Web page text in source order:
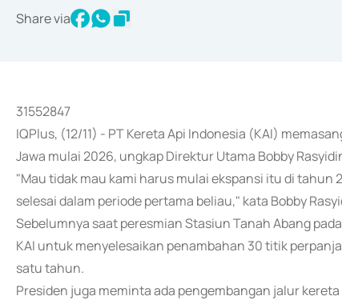
Share via
31552847
IQPlus, (12/11) - PT Kereta Api Indonesia (KAI)
Jawa mulai 2026, ungkap Direktur Utama Bobby
"Mau tidak mau kami harus mulai ekspansi itu di
selesai dalam periode pertama beliau," kata Bobby
Sebelumnya saat peresmian Stasiun Tanah Abang
KAI untuk menyelesaikan penambahan 30 titik
satu tahun.
Presiden juga meminta ada pengembangan jalur